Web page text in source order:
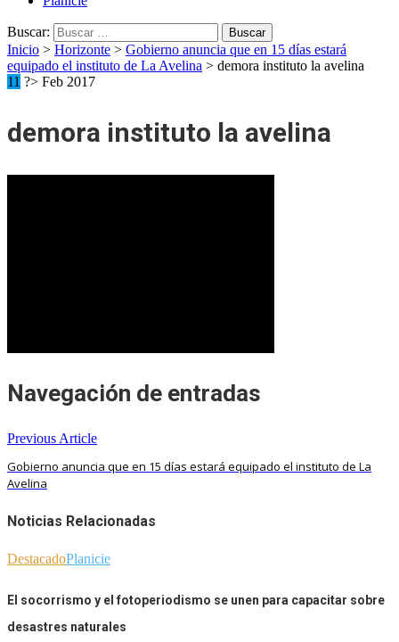
Buscar:
Inicio > Horizonte > Gobierno anuncia que en 15 días estará
equipado el instituto de La Avelina > demora instituto la avelina
11 ?> Feb 2017
demora instituto la avelina
Navegación de entradas
Previous Article
Gobierno anuncia que en 15 días estará equipado el instituto de La
Avelina
Noticias Relacionadas
DestacadoPlanicie
El socorrismo y el fotoperiodismo se unen para capacitar sobre
desastres naturales